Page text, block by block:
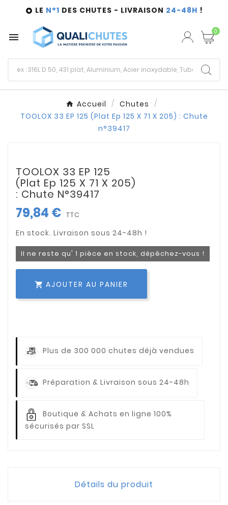
 LE N°1 DES CHUTES - LIVRAISON 24-48H !
 0
Accueil
Chutes
TOOLOX 33 EP 125 (Plat Ep 125 X 71 X 205) : Chute
n°39417
TOOLOX 33 EP 125
(Plat Ep 125 X 71 X 205)
: Chute N°39417
79,84 € TTC
Il ne reste qu' 1 pièce en stock, dépêchez-vous !
 AJOUTER AU PANIER
Plus de 300 000 chutes déjà vendues
Préparation & Livraison sous 24-48h
Boutique & Achats en ligne 100%
sécurisés par SSL
Détails du produit